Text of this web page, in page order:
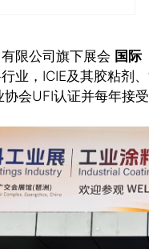
限公司旗下展会 国际
业，ICIE及其胶粘剂
会UFI认证并每年接